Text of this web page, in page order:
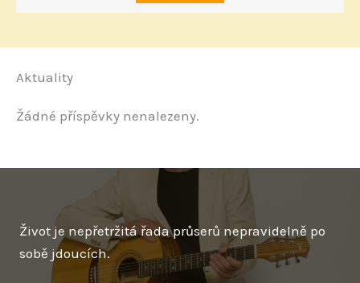
Aktuality
Žádné příspěvky nenalezeny.
Život je nepřetržitá řada průserů nepravidelně po
sobě jdoucích.